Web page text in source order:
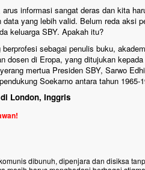
informasi sangat deras dan kita
yang lebih valid. Belum reda aksi
keluarga SBY. Apakah itu?
sebagai penulis buku,
dosen di Eropa, yang ditujukan
mertua Presiden SBY, Sarwo
Soekarno antara tahun 1965-
London, Inggris
dibunuh, dipenjara dan disiksa